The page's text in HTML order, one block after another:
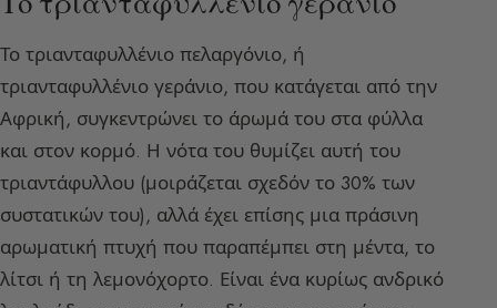
Το τριανταφυλλένιο πελαργόνιο, ή
τριανταφυλλένιο γεράνιο, που κατάγεται από την
Αφρική, συγκεντρώνει το άρωμά του στα φύλλα
και στον κορμό. Η νότα του θυμίζει αυτή του
τριαντάφυλλου (μοιράζεται σχεδόν το 30% των
συστατικών του), αλλά έχει επίσης μια πράσινη
αρωματική πτυχή που παραπέμπει στη μέντα, το
λίτσι ή τη λεμονόχορτο. Είναι ένα κυρίως ανδρικό